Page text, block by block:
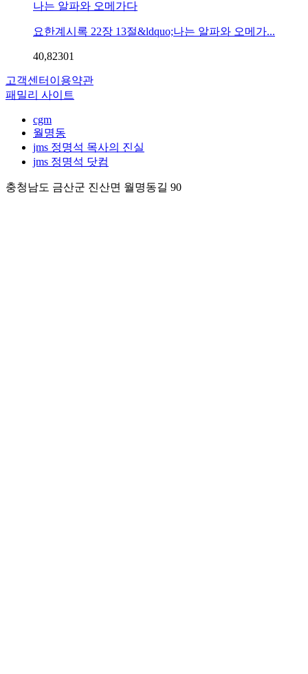
나는 알파와 오메가다
요한계시록 22장 13절&ldquo;나는 알파와 오메가...
40,82301
고객센터 이용약관
패밀리 사이트
cgm
월명동
jms 정명석 목사의 진실
jms 정명석 닷컴
충청남도 금산군 진산면 월명동길 90